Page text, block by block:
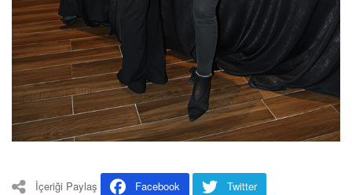
İçeriği Paylaş Facebook
Twitter